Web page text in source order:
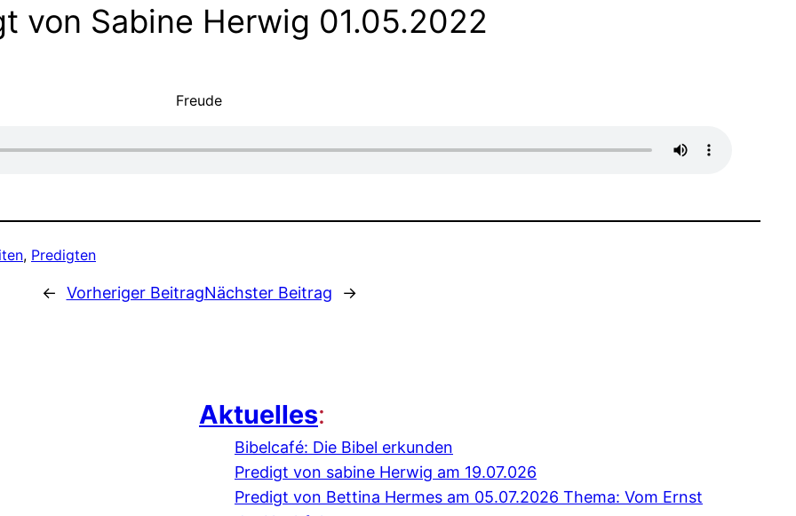
von Sabine Herwig 01.05.2022
Freude
, Predigten
← Vorheriger BeitragNächster Beitrag →
Aktuelles:
Bibelcafé: Die Bibel erkunden
Predigt von sabine Herwig am 19.07.026
Predigt von Bettina Hermes am 05.07.2026 Thema: Vom Ernst